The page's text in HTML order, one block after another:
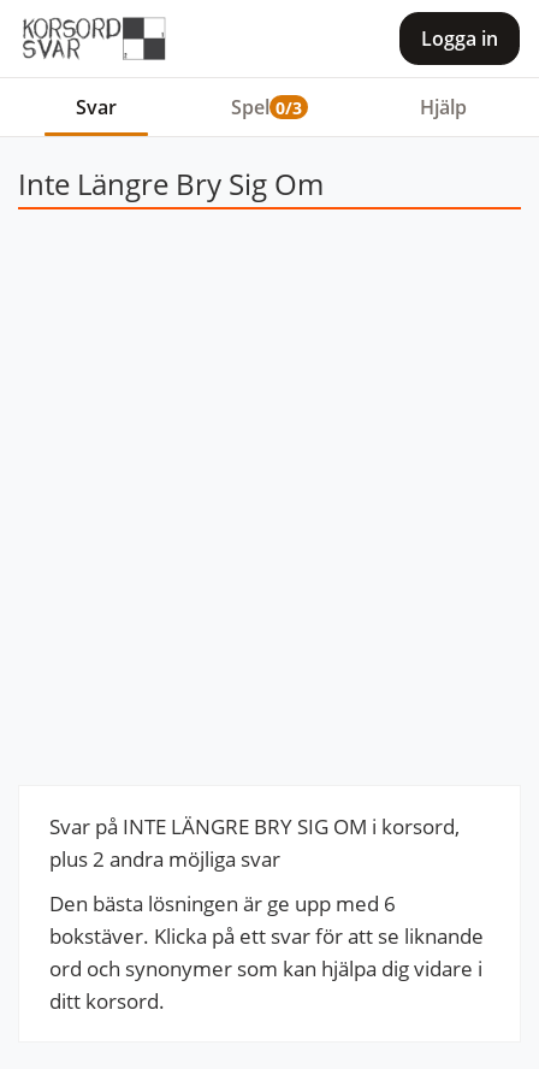
Logga in
Svar Spel 0/3 Hjälp
Inte Längre Bry Sig Om
Svar på INTE LÄNGRE BRY SIG OM i korsord,
plus 2 andra möjliga svar
Den bästa lösningen är ge upp med 6
bokstäver. Klicka på ett svar för att se liknande
ord och synonymer som kan hjälpa dig vidare i
ditt korsord.